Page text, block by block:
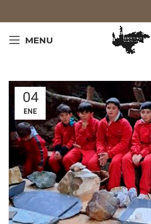
MENU
04
ENE